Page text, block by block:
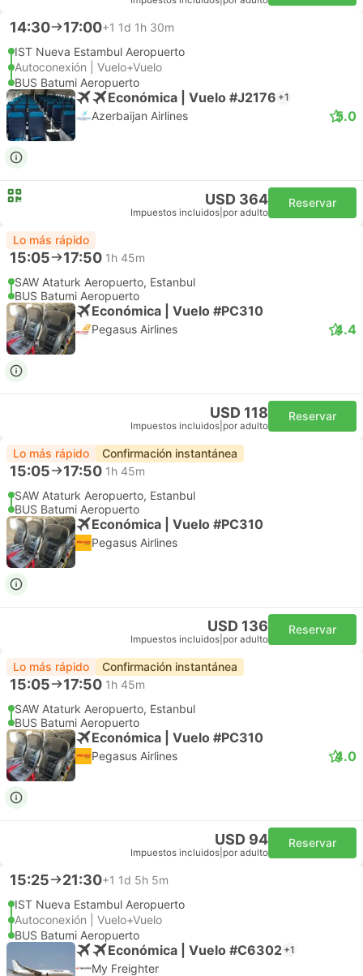
14:30 17:00+1 1d 1h 30m
IST Nueva Estambul Aeropuerto
Autoconexión | Vuelo+Vuelo
BUS Batumi Aeropuerto
Económica | Vuelo #J2176 +1
Azerbaijan Airlines 5.0
USD 364
Impuestos incluidos por adulto
Reservar
Lo más rápido
15:05 17:50 1h 45m
SAW Ataturk Aeropuerto, Estanbul
BUS Batumi Aeropuerto
Económica | Vuelo #PC310
Pegasus Airlines 4.4
USD 118
Impuestos incluidos por adulto
Reservar
Lo más rápido Confirmación instantánea
15:05 17:50 1h 45m
SAW Ataturk Aeropuerto, Estanbul
BUS Batumi Aeropuerto
Económica | Vuelo #PC310
Pegasus Airlines
USD 136
Impuestos incluidos por adulto
Reservar
Lo más rápido Confirmación instantánea
15:05 17:50 1h 45m
SAW Ataturk Aeropuerto, Estanbul
BUS Batumi Aeropuerto
Económica | Vuelo #PC310
Pegasus Airlines 4.0
USD 94
Impuestos incluidos por adulto
Reservar
15:25 21:30+1 1d 5h 5m
IST Nueva Estambul Aeropuerto
Autoconexión | Vuelo+Vuelo
BUS Batumi Aeropuerto
Económica | Vuelo #C6302 +1
My Freighter